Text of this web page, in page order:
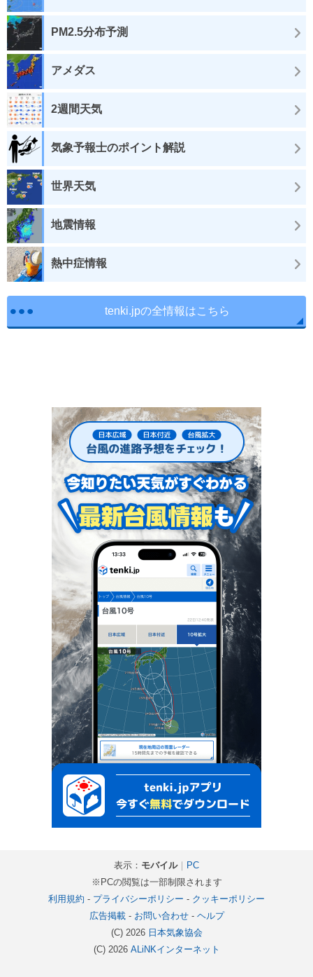
PM2.5分布予測
アメダス
2週間天気
気象予報士のポイント解説
世界天気
地震情報
熱中症情報
tenki.jpの全情報はこちら
表示： モバイル｜ PC
※PCの閲覧は一部制限されます
利用規約 - プライバシーポリシー - クッキーポリシー
広告掲載- お問い合わせ- ヘルプ
(C) 2026 日本気象協会
(C) 2026 ALiNKインターネット